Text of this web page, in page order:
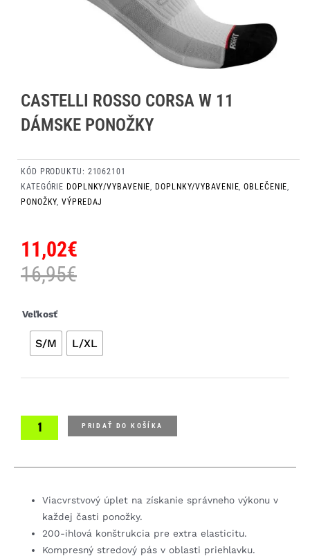
CASTELLI ROSSO CORSA W 11
DÁMSKE PONOŽKY
KÓD PRODUKTU: 21062101
KATEGÓRIE DOPLNKY/VYBAVENIE, DOPLNKY/VYBAVENIE,OBLEČENIE,
PONOŽKY,VÝPREDAJ
Veľkosť
S/M L/XL
množstvo
Rosso
Corsa
ponožky
PRIDAŤ DO KOŠÍKA
11,02€
16,95€
Viacvrstvový úplet na získanie správneho výkonu v
každej časti ponožky.
200-ihlová konštrukcia pre extra elasticitu.
Kompresný stredový pás v oblasti priehlavku.